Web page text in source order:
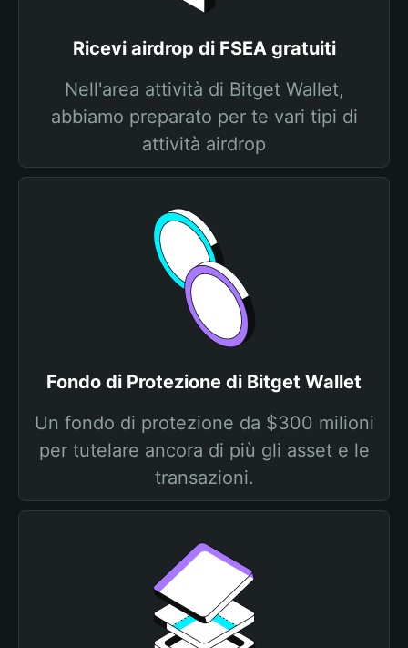
Ricevi airdrop di FSEA gratuiti
Nell'area attività di Bitget Wallet,
abbiamo preparato per te vari tipi di
attività airdrop
Fondo di Protezione di Bitget Wallet
Un fondo di protezione da $300 milioni
per tutelare ancora di più gli asset e le
transazioni.